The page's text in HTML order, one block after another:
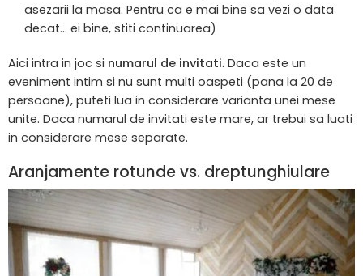
asezarii la masa. Pentru ca e mai bine sa vezi o data
decat… ei bine, stiti continuarea)
Aici intra in joc si numarul de invitati. Daca este un
eveniment intim si nu sunt multi oaspeti (pana la 20 de
persoane), puteti lua in considerare varianta unei mese
unite. Daca numarul de invitati este mare, ar trebui sa luati
in considerare mese separate.
Aranjamente rotunde vs. dreptunghiulare